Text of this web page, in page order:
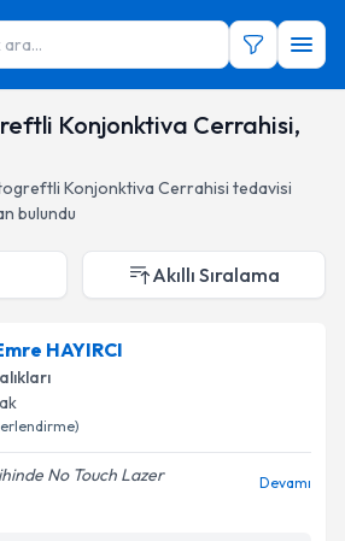
Konjonktiva Cerrahisi,
Konjonktiva Cerrahisi tedavisi
bulundu
Akıllı Sıralama
HAYIRCI
No Touch Lazer
Devamı